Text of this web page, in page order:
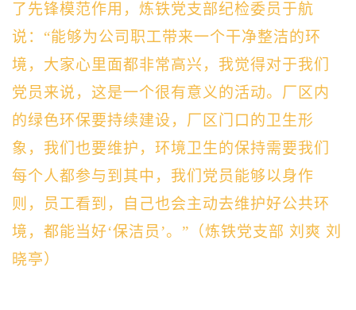
了先锋模范作用， 炼铁党支部纪检委员于航
说：“能够为公司职工带来一个干净整洁的环
境，大家心里面都非常高兴，我觉得对于我们
党员来说，这是一个很有意义的活动。 厂区内
的绿色环保要持续建设，厂区门口的卫生形
象，我们也要维护，环境卫生的保持需要我们
每个人都参与到其中，我们党员能够以身作
则，
员工看到，自己也会主动去维护好公共环
境， 都能当好‘保洁员’。” （炼铁党支部 刘爽 刘
晓亭）